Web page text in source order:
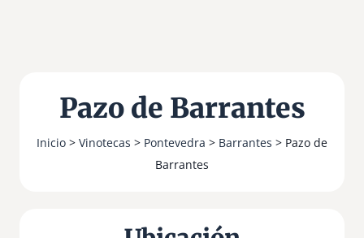
Pazo de Barrantes
Inicio > Vinotecas > Pontevedra > Barrantes > Pazo de
Barrantes